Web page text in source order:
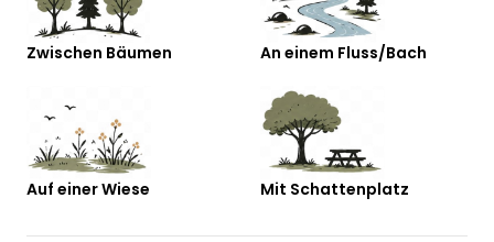
Zwischen Bäumen An einem Fluss/Bach
Auf einer Wiese Mit Schattenplatz